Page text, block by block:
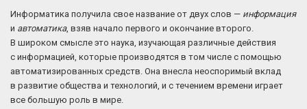
Информатика получила свое название от двух слов — информация
и автоматика, взяв начало первого и окончание второго.
В широком смысле это наука, изучающая различные действия
с информацией, которые производятся в том числе с помощью
автоматизированных средств. Она внесла неоспоримый вклад
в развитие общества и технологий, и с течением времени играет
все большую роль в мире.